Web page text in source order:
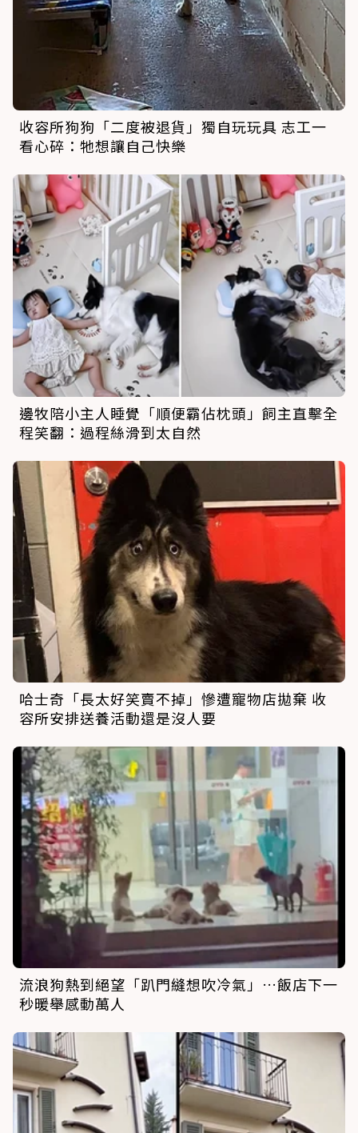
收容所狗狗「二度被退貨」獨自玩玩具 志工一
看心碎：牠想讓自己快樂
邊牧陪小主人睡覺「順便霸佔枕頭」飼主直擊全
程笑翻：過程絲滑到太自然
哈士奇「長太好笑賣不掉」慘遭寵物店拋棄 收
容所安排送養活動還是沒人要
流浪狗熱到絕望「趴門縫想吹冷氣」…飯店下一
秒暖舉感動萬人